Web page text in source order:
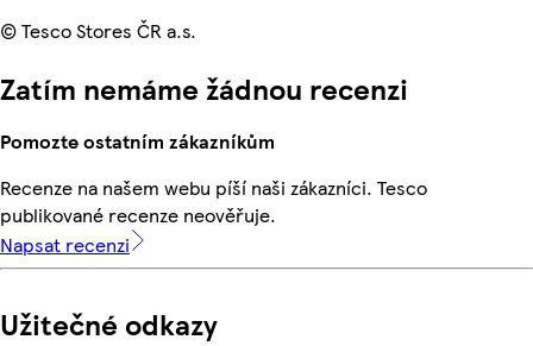
© Tesco Stores ČR a.s.
Zatím nemáme žádnou recenzi
Pomozte ostatním zákazníkům
Recenze na našem webu píší naši zákazníci. Tesco
publikované recenze neověřuje.
Napsat recenzi
Užitečné odkazy